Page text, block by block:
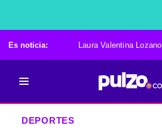
Es noticia: Laura Valentina Lozano
DEPORTES